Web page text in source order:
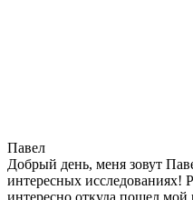
Павел
Добрый день, меня зовут
интересных исследованиях!
интересно откуда пошел мой